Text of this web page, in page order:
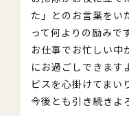
た」とのお言葉をい
って何よりの励みです
お仕事でお忙しい中
にお過ごしできます
ビスを心掛けてまい
今後とも引き続きよ